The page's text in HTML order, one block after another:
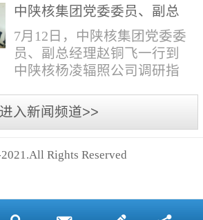
子工程社招5何晔女1979年10
月本科西安财经学院工商管
理社招6张柳怡女1998...
如下：一、招聘岗位及人数
见附件1二、招聘范围（1）
社会招聘：面向社会招聘。
（2）应届生招聘：国家计划
内统一招收的全日制院校应
届毕业生，重点院校应届毕
业生优先；回国一年内取得
国家教育部出具的学历（学
三、招聘流程（一）个人报
中陕核集团党委委员、副总
经理赵铜飞一行到中陕核杨
凌辐照公司调研指导工作
7月12日，中陕核集团党委委
员、副总经理赵铜飞一行到
中陕核杨凌辐照公司调研指
息部部长赵磊，中陕核核盛
公司执行董事张鹏，核盛公
执行董事李奎等陪同调研。
进入新闻频道>>
Rights Reserved